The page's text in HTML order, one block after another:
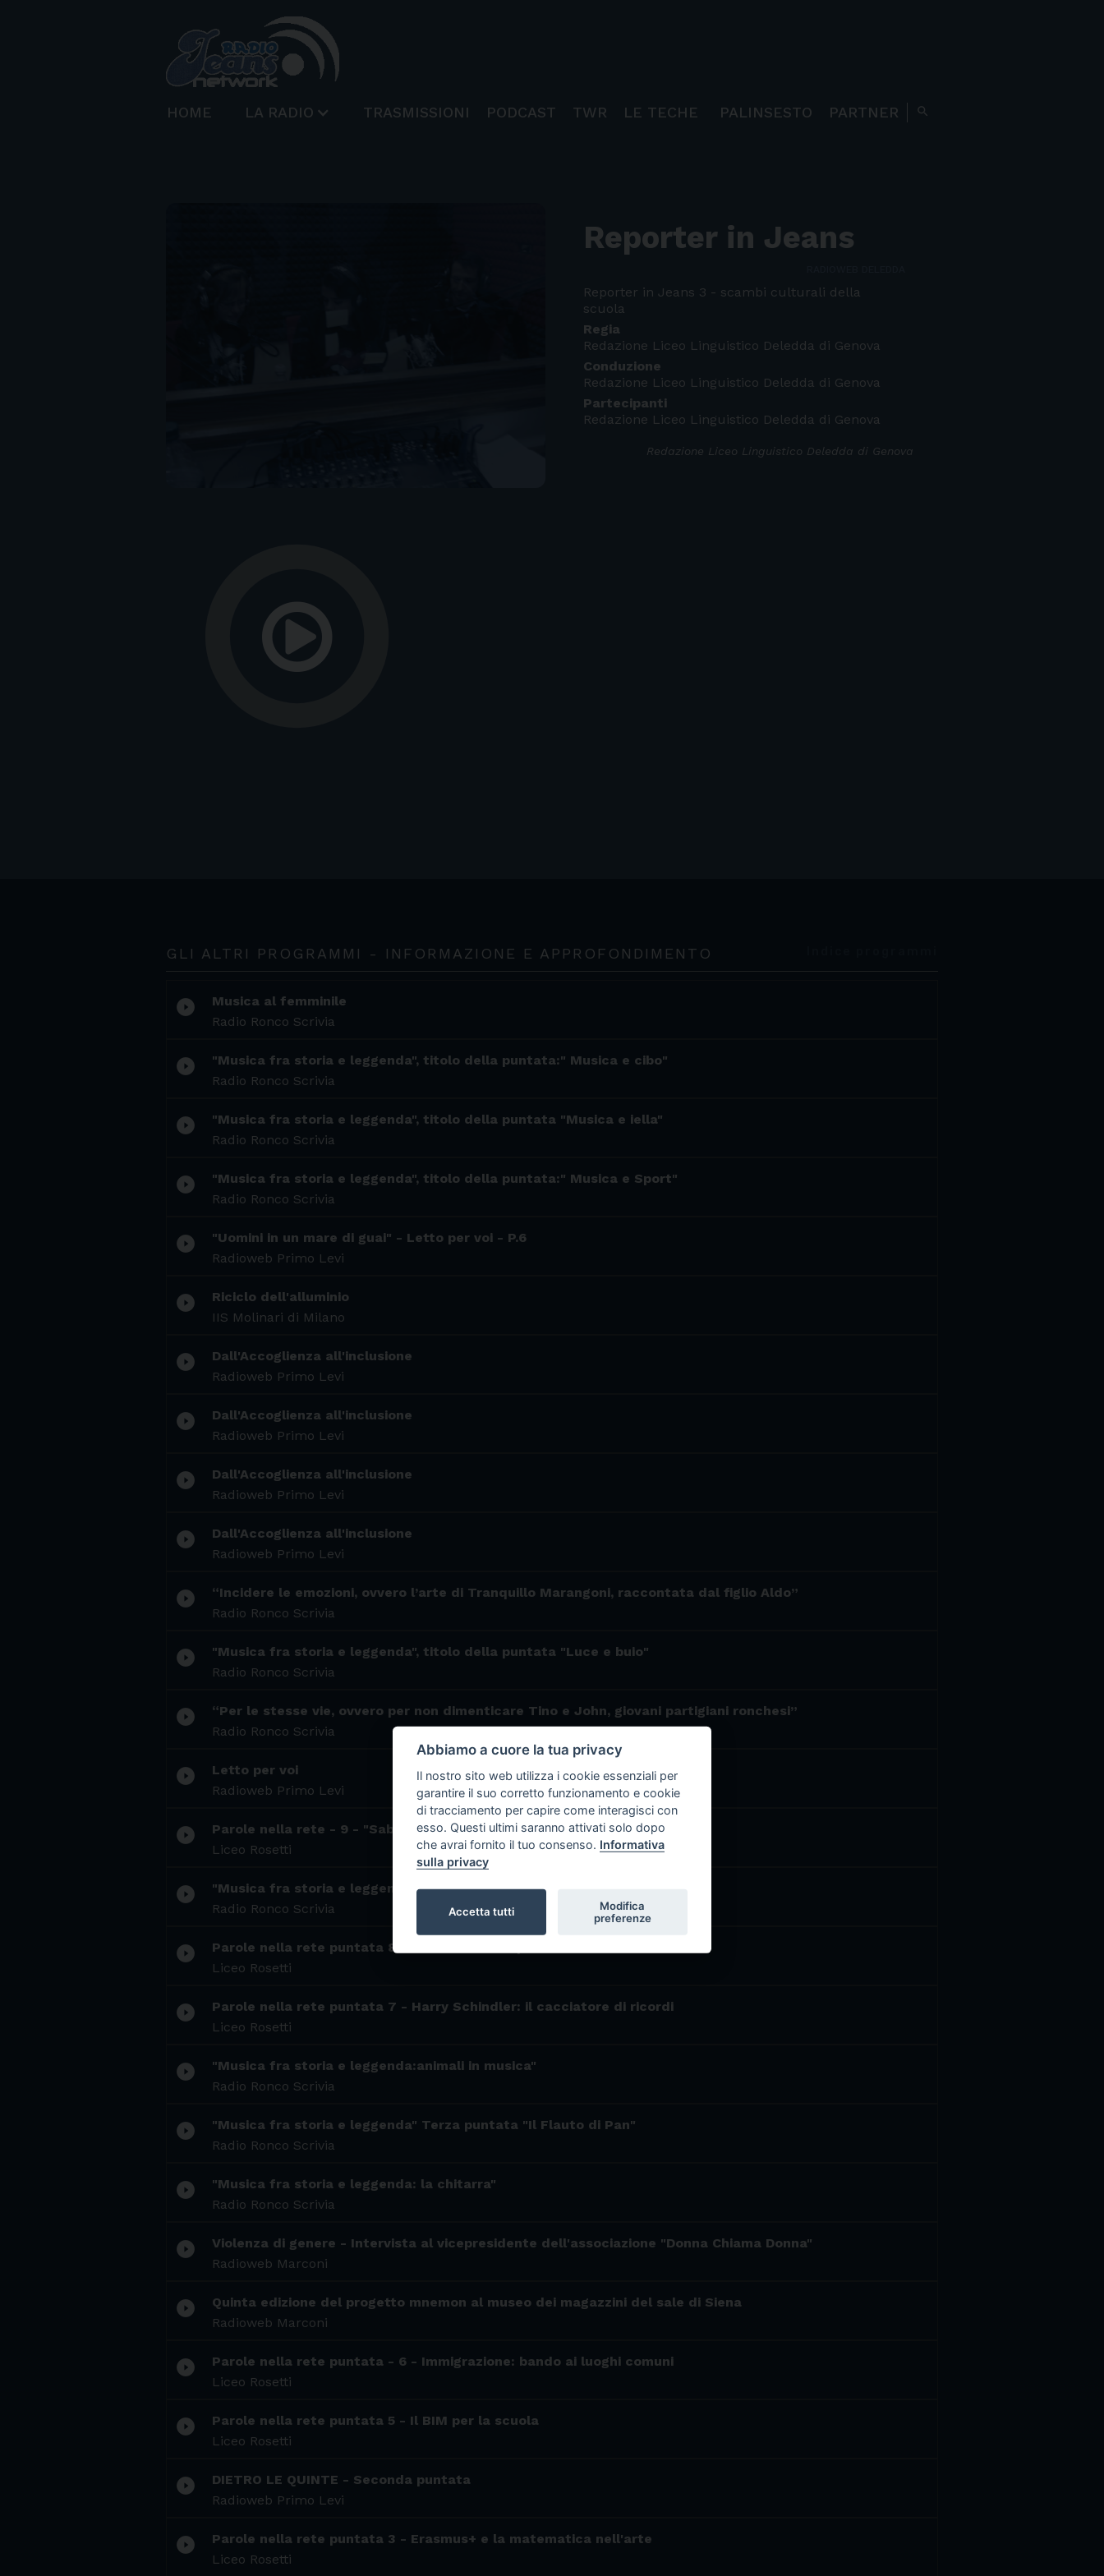
HOME LA RADIO TRASMISSIONI PODCAST TWR LE TECHE PALINSESTO PARTNER search
Reporter in Jeans
Reporter in Jeans 3 - scambi culturali della
scuola
Regia
Redazione Liceo Linguistico Deledda di Genova
Conduzione
Redazione Liceo Linguistico Deledda di Genova
Partecipanti
Redazione Liceo Linguistico Deledda di Genova
Redazione Liceo Linguistico Deledda di Genova
GLI ALTRI PROGRAMMI - INFORMAZIONE E APPROFONDIMENTO
play_circle_filled
Musica al femminile
Radio Ronco Scrivia
play_circle_filled
"Musica fra storia e leggenda", titolo della puntata:" Musica e cibo"
Radio Ronco Scrivia
play_circle_filled
"Musica fra storia e leggenda", titolo della puntata "Musica e iella"
Radio Ronco Scrivia
play_circle_filled
"Musica fra storia e leggenda", titolo della puntata:" Musica e Sport"
Radio Ronco Scrivia
play_circle_filled
"Uomini in un mare di guai" - Letto per voi - P.6
Radioweb Primo Levi
play_circle_filled
Riciclo dell'alluminio
IIS Molinari di Milano
play_circle_filled
Dall'Accoglienza all'inclusione
Radioweb Primo Levi
play_circle_filled
Dall'Accoglienza all'inclusione
Radioweb Primo Levi
play_circle_filled
Dall'Accoglienza all'inclusione
Radioweb Primo Levi
play_circle_filled
Dall'Accoglienza all'inclusione
Radioweb Primo Levi
play_circle_filled
“Incidere le emozioni, ovvero l’arte di Tranquillo Marangoni, raccontata dal figlio Aldo”
Radio Ronco Scrivia
play_circle_filled
"Musica fra storia e leggenda", titolo della puntata "Luce e buio"
Radio Ronco Scrivia
play_circle_filled
“Per le stesse vie, ovvero per non dimenticare Tino e John, giovani partigiani ronchesi”
Radio Ronco Scrivia
play_circle_filled
Letto per voi
Radioweb Primo Levi
play_circle_filled
Parole nella rete - 9 - "Sabato a scuola? Sì, grazie!"
Liceo Rosetti
play_circle_filled
"Musica fra storia e leggenda: Il significato di ritmo" (ottava puntata)
Radio Ronco Scrivia
play_circle_filled
Parole nella rete puntata 8 - "500 euro ben spesi"
Liceo Rosetti
play_circle_filled
Parole nella rete puntata 7 - Harry Schindler: il cacciatore di ricordi
Liceo Rosetti
play_circle_filled
"Musica fra storia e leggenda:animali in musica"
Radio Ronco Scrivia
play_circle_filled
"Musica fra storia e leggenda" Terza puntata "Il Flauto di Pan"
Radio Ronco Scrivia
play_circle_filled
"Musica fra storia e leggenda: la chitarra"
Radio Ronco Scrivia
play_circle_filled
Violenza di genere - Intervista al vicepresidente dell'associazione "Donna Chiama Donna"
Radioweb Marconi
play_circle_filled
Quinta edizione del progetto mnemon al museo dei magazzini del sale di Siena
Radioweb Marconi
play_circle_filled
Parole nella rete puntata - 6 - Immigrazione: bando ai luoghi comuni
Liceo Rosetti
play_circle_filled
Parole nella rete puntata 5 - Il BIM per la scuola
Liceo Rosetti
play_circle_filled
DIETRO LE QUINTE - Seconda puntata
Radioweb Primo Levi
play_circle_filled
Parole nella rete puntata 3 - Erasmus+ e la matematica nell'arte
Liceo Rosetti
Abbiamo a cuore la tua privacy
Il nostro sito web utilizza i cookie essenziali per
garantire il suo corretto funzionamento e cookie
di tracciamento per capire come interagisci con
esso. Questi ultimi saranno attivati solo dopo
che avrai fornito il tuo consenso. Informativa
sulla privacy
Accetta tutti
Modifica
preferenze